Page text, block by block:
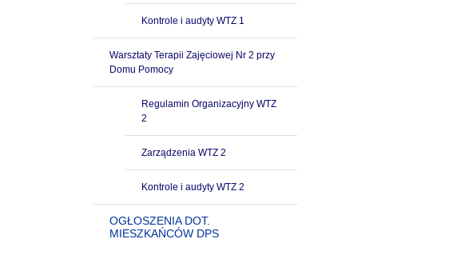
Kontrole i audyty WTZ 1
Warsztaty Terapii Zajęciowej Nr 2 przy
Domu Pomocy
Regulamin Organizacyjny WTZ
2
Zarządzenia WTZ 2
Kontrole i audyty WTZ 2
OGŁOSZENIA DOT.
MIESZKAŃCÓW DPS